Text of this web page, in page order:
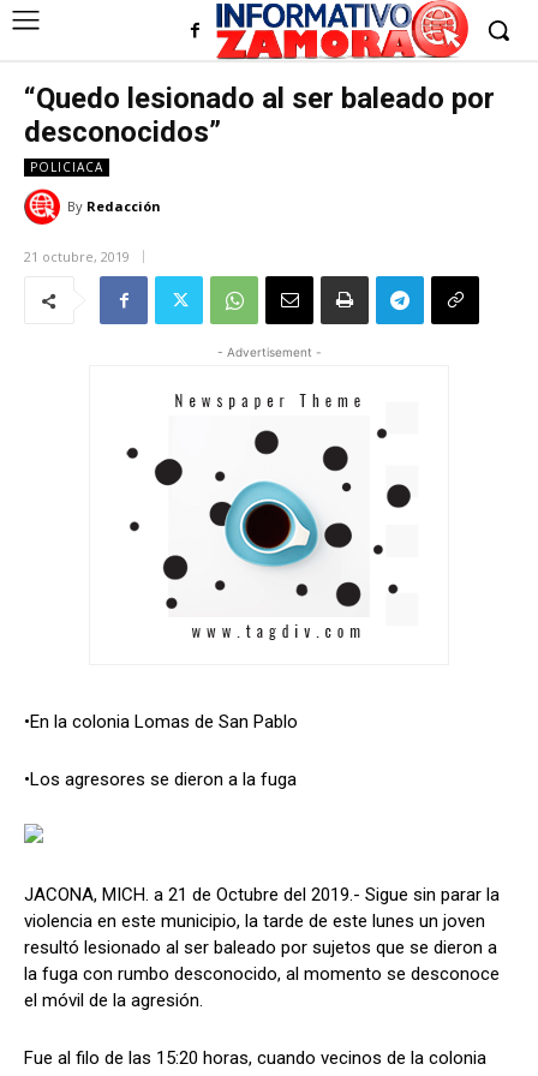
“Quedo lesionado al ser baleado por
desconocidos”
POLICIACA
By Redacción
21 octubre, 2019
- Advertisement -
•En la colonia Lomas de San Pablo
•Los agresores se dieron a la fuga
JACONA, MICH. a 21 de Octubre del 2019.- Sigue sin parar la
violencia en este municipio, la tarde de este lunes un joven
resultó lesionado al ser baleado por sujetos que se dieron a
la fuga con rumbo desconocido, al momento se desconoce
el móvil de la agresión.
Fue al filo de las 15:20 horas, cuando vecinos de la colonia